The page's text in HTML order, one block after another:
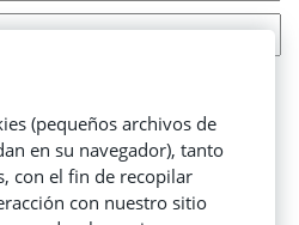
suscripción
(pequeños archivos de
en su navegador), tanto
con el fin de recopilar
con nuestro sitio